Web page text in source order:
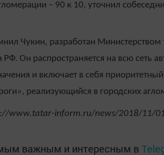
– 90 к 10, уточнил
Чукин, разработан Министерством
РФ. Он распространяется на всю сеть
и включает в себя
реализующийся в городских
www.tatar-inform.ru/news/2018/11/
важным и интересным в